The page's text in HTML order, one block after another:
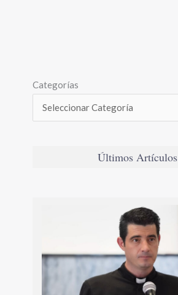
Categorías
Últimos Artículos